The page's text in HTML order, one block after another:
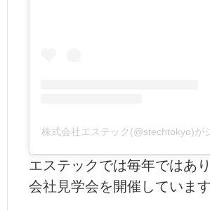
株式会社エステック(@stechtokyo)が
エステックでは毎年ではあ
会社見学会を開催しています